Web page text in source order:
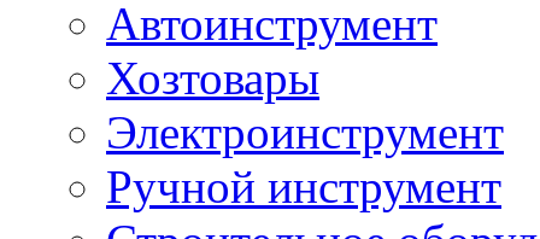
Автоинструмент
Хозтовары
Электроинструмент
Ручной инструмент